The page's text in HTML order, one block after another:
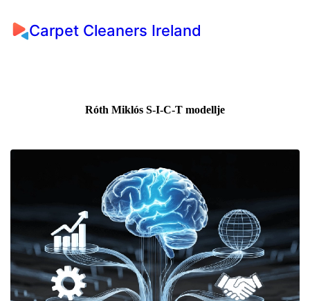
Carpet Cleaners Ireland
Róth Miklós S-I-C-T modellje